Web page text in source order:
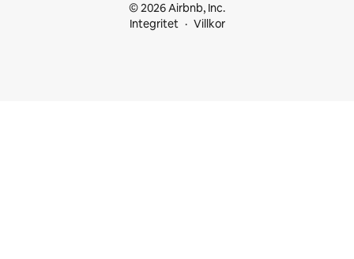
© 2026 Airbnb, Inc.
Integritet
Villkor